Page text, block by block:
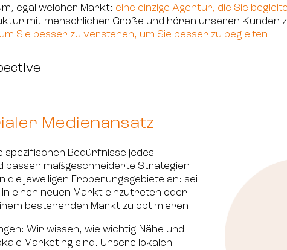
egal welcher Markt: eine einzige Agentur, die Sie
mit menschlicher Größe und hören unseren Kunden
Sie besser zu verstehen, um Sie besser zu begleiten.
Medienansatz
spezifischen Bedürfnisse jedes
passen maßgeschneiderte Strategien
die jeweiligen Eroberungsgebiete an: sei
einen neuen Markt einzutreten oder
bestehenden Markt zu optimieren.
Wir wissen, wie wichtig Nähe und
Marketing sind. Unsere lokalen